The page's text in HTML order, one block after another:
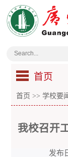
首页
首页 >>学校要
我校召开
发布